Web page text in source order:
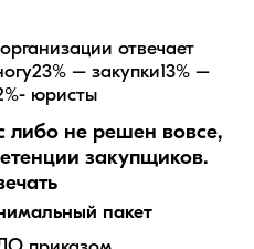
отвечает
– закупки13% –
юристы
либо не решен вовсе,
закупщиков.
пакет